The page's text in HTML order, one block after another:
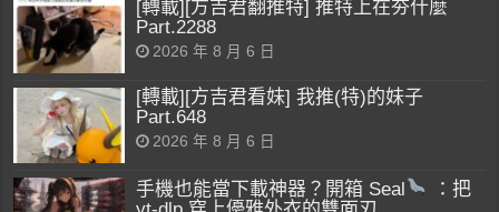
[轉載][方吉君翻推特] 推特上在夯什麼
Part.2288
2026 年 8 月 6 日
[轉載][方吉君看妹] 我推(特)的妹子
Part.648
2026 年 8 月 6 日
手機也能當下載神器？開箱 Seal
：把